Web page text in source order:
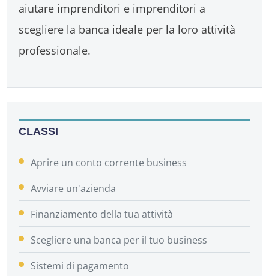
aiutare imprenditori e imprenditori a
scegliere la banca ideale per la loro attività
professionale.
CLASSI
Aprire un conto corrente business
Avviare un'azienda
Finanziamento della tua attività
Scegliere una banca per il tuo business
Sistemi di pagamento